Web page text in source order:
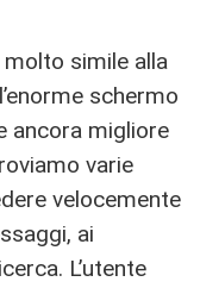
molto simile alla
schermo
ancora migliore
varie
velocemente
ai
L’utente